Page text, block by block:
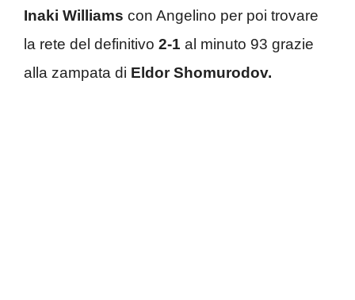
Inaki Williams con Angelino per poi trovare
la rete del definitivo 2-1 al minuto 93 grazie
alla zampata di Eldor Shomurodov.